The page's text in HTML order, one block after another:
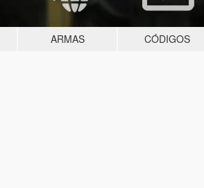
ARMAS CÓDIGOS